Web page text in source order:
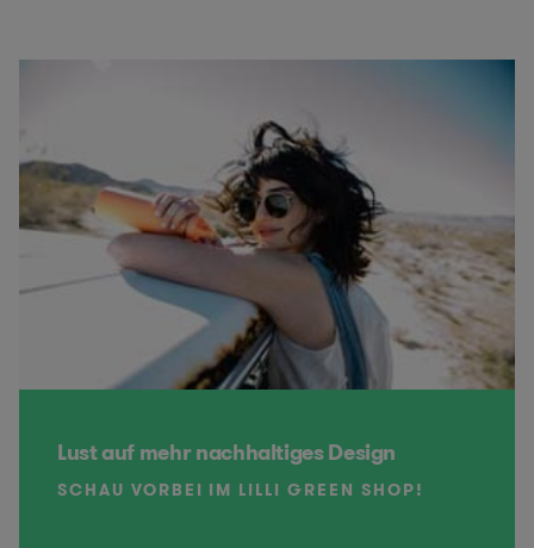
Lust auf mehr nachhaltiges Design
SCHAU VORBEI IM LILLI GREEN SHOP!